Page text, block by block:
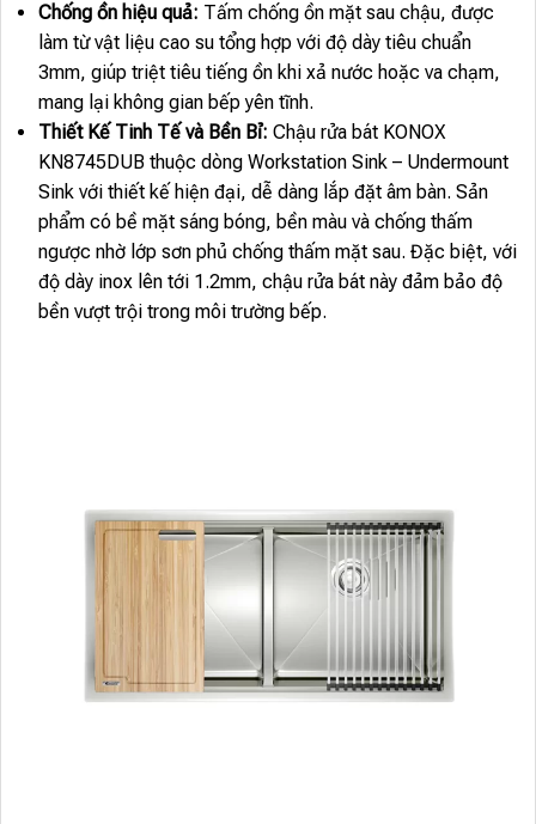
Chống ồn hiệu quả: Tấm chống ồn mặt sau chậu, được
làm từ vật liệu cao su tổng hợp với độ dày tiêu chuẩn
3mm, giúp triệt tiêu tiếng ồn khi xả nước hoặc va chạm,
mang lại không gian bếp yên tĩnh.
Thiết Kế Tinh Tế và Bền Bỉ: Chậu rửa bát KONOX
KN8745DUB thuộc dòng Workstation Sink – Undermount
Sink với thiết kế hiện đại, dễ dàng lắp đặt âm bàn. Sản
phẩm có bề mặt sáng bóng, bền màu và chống thấm
ngược nhờ lớp sơn phủ chống thấm mặt sau. Đặc biệt, với
độ dày inox lên tới 1.2mm, chậu rửa bát này đảm bảo độ
bền vượt trội trong môi trường bếp.